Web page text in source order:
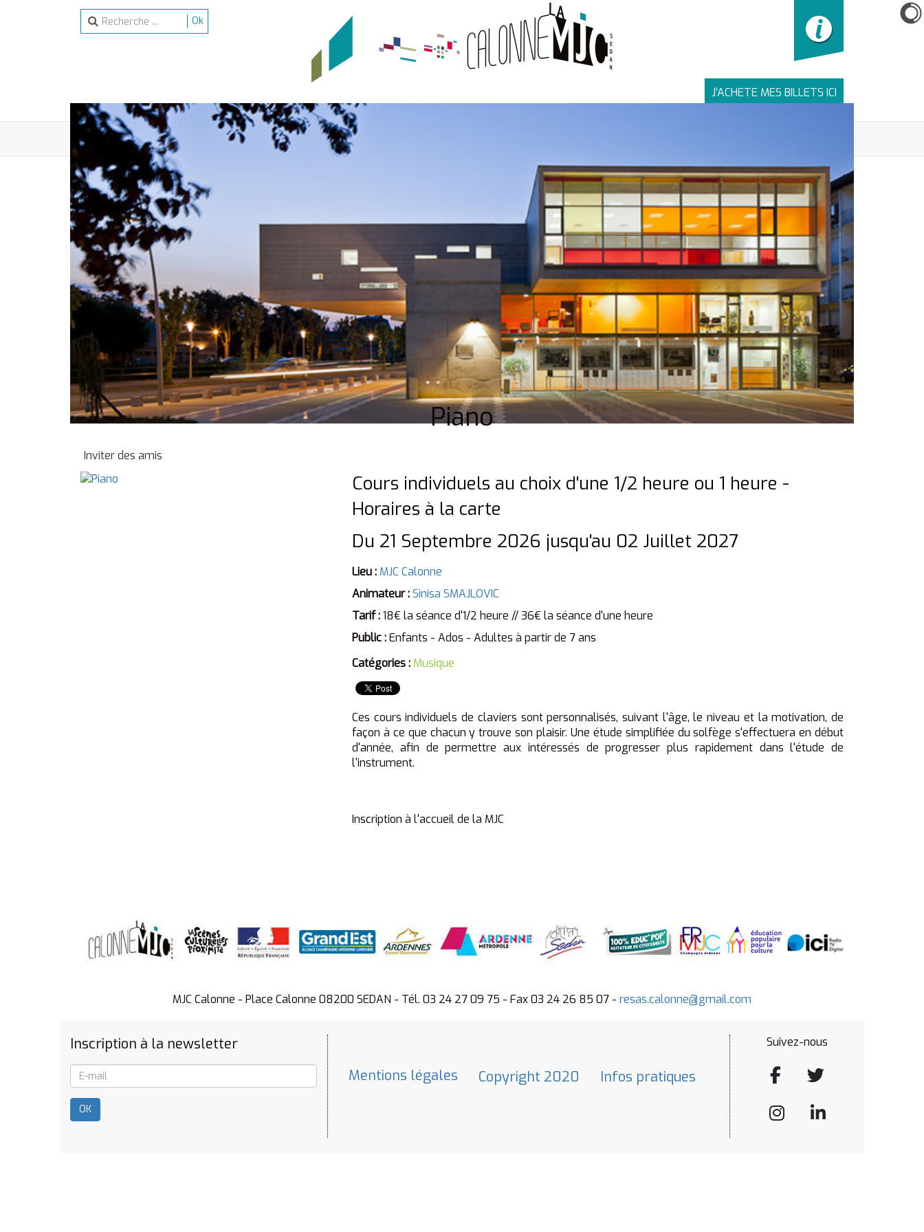
Ok
J’ACHETE MES BILLETS ICI
ACCUEIL SPECTACLES ACTIVITÉS JEUNESSE
Piano
Inviter des amis
Cours individuels au choix d'une 1/2 heure ou 1 heure -
Horaires à la carte
Du 21 Septembre 2026 jusqu'au 02 Juillet 2027
Lieu : MJC Calonne
Animateur :Sinisa SMAJLOVIC
Tarif :18€ la séance d'1/2 heure // 36€ la séance d'une heure
Public :Enfants - Ados - Adultes à partir de 7 ans
Catégories : Musique
Ces cours individuels de claviers sont personnalisés, suivant l'âge, le niveau et la motivation, de
façon à ce que chacun y trouve son plaisir. Une étude simplifiée du solfège s'effectuera en début
d'année, afin de permettre aux intéressés de progresser plus rapidement dans l'étude de
l'instrument.
Inscription à l'accueil de la MJC
MJC Calonne - Place Calonne 08200 SEDAN - Tél. 03 24 27 09 75 - Fax 03 24 26 85 07 - resas.calonne@gmail.com
Inscription à la newsletter
OK
Mentions légales Copyright 2020 Infos pratiques
Suivez-nous